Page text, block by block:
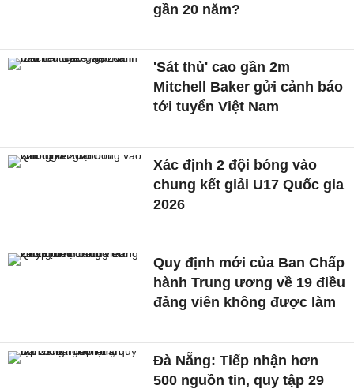
gần 20 năm?
'Sát thủ' cao gần 2m
Mitchell Baker gửi cảnh báo
tới tuyển Việt Nam
Xác định 2 đội bóng vào
chung kết giải U17 Quốc gia
2026
Quy định mới của Ban Chấp
hành Trung ương về 19 điều
đảng viên không được làm
Đà Nẵng: Tiếp nhận hơn
500 nguồn tin, quy tập 29